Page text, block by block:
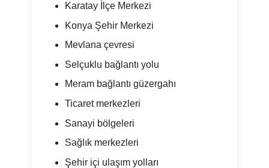
Karatay İlçe Merkezi
Konya Şehir Merkezi
Mevlana çevresi
Selçuklu bağlantı yolu
Meram bağlantı güzergahı
Ticaret merkezleri
Sanayi bölgeleri
Sağlık merkezleri
Şehir içi ulaşım yolları